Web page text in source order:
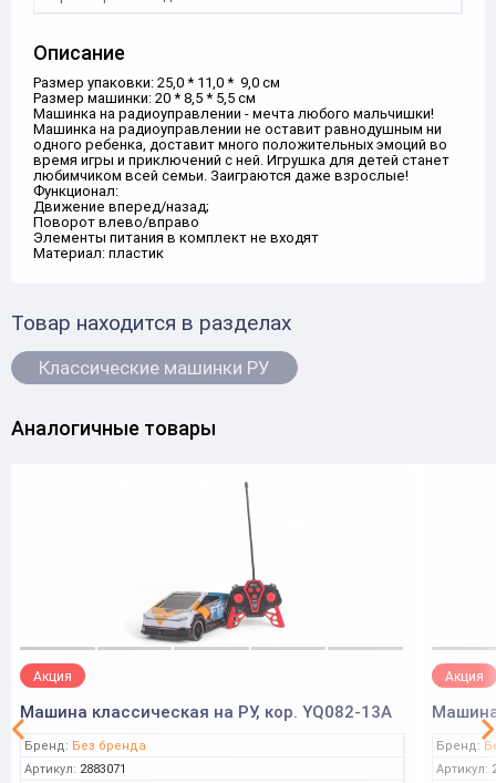
Описание
Размер упаковки: 25,0 * 11,0 * 9,0 см
Размер машинки: 20 * 8,5 * 5,5 см
Машинка на радиоуправлении - мечта любого мальчишки!
Машинка на радиоуправлении не оставит равнодушным ни
одного ребенка, доставит много положительных эмоций во
время игры и приключений с ней. Игрушка для детей станет
любимчиком всей семьи. Заиграются даже взрослые!
Функционал:
Движение вперед/назад;
Поворот влево/вправо
Элементы питания в комплект не входят
Материал: пластик
Товар находится в разделах
Классические машинки РУ
Аналогичные товары
Акция
Машина классическая на РУ, кор. YQ082-13A
Бренд: Без бренда
Артикул: 2883071
Акция
Бренд:
Артикул: